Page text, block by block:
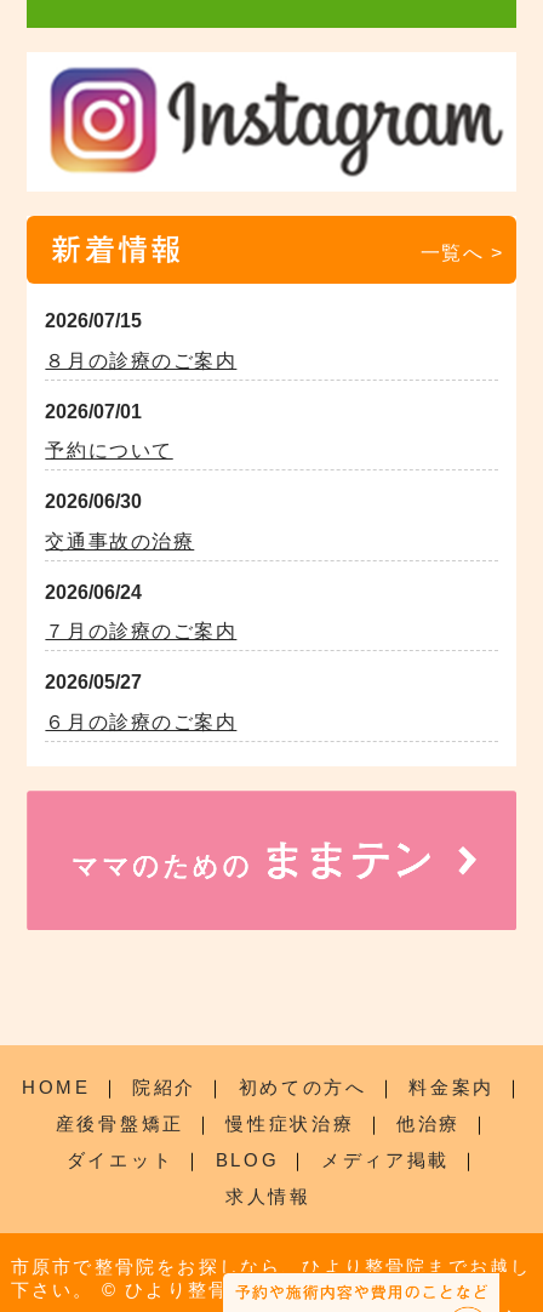
新着情報 一覧へ >
2026/07/15
８月の診療のご案内
2026/07/01
予約について
2026/06/30
交通事故の治療
2026/06/24
７月の診療のご案内
2026/05/27
６月の診療のご案内
HOME ｜ 院紹介 ｜ 初めての方へ ｜ 料金案内
｜
産後骨盤矯正
｜ 慢性症状治療 ｜ 他治療
｜
ダイエット
｜ BLOG ｜ メディア掲載
｜
求人情報
市原市で整骨院をお探しなら、ひより整骨院までお越し
下さい。 © ひより整骨院